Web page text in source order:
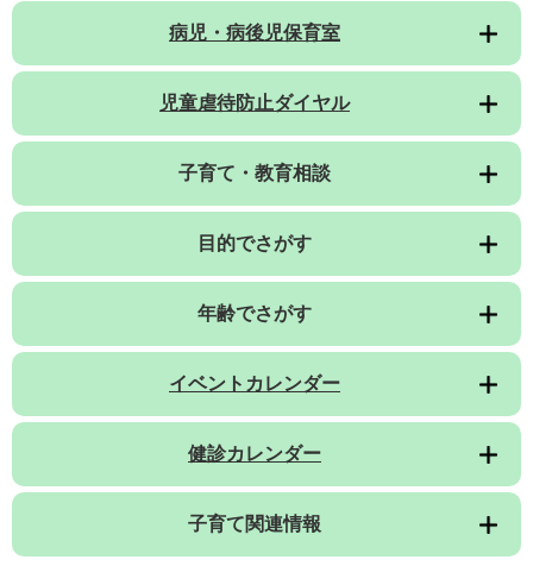
病児・病後児保育室
児童虐待防止ダイヤル
子育て・教育相談
目的でさがす
年齢でさがす
イベントカレンダー
健診カレンダー
子育て関連情報